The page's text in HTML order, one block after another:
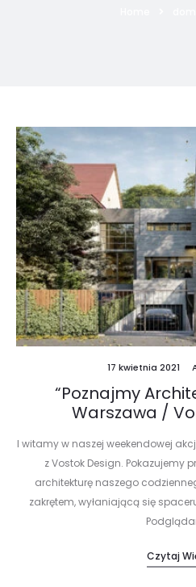
17 kwietnia 2021
“Poznajmy
Warszawa /
I witamy w naszej weekendowej
z Vostok Design. Pokazujemy
architekturę naszego
zakrętem, wyłaniającą się
Czytaj